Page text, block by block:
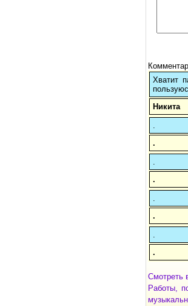
Хватит
Никита
.
.
.
.
Смотреть
Работы,